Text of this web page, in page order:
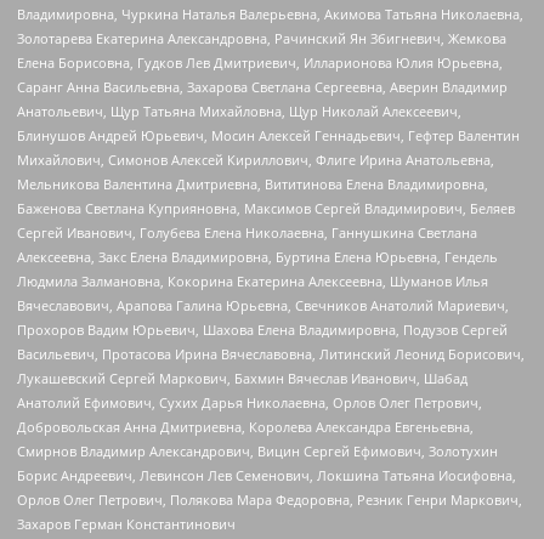
Владимировна, Чуркина Наталья Валерьевна, Акимова Татьяна Николаевна,
Золотарева Екатерина Александровна, Рачинский Ян Збигневич, Жемкова
Елена Борисовна, Гудков Лев Дмитриевич, Илларионова Юлия Юрьевна,
Саранг Анна Васильевна, Захарова Светлана Сергеевна, Аверин Владимир
Анатольевич, Щур Татьяна Михайловна, Щур Николай Алексеевич,
Блинушов Андрей Юрьевич, Мосин Алексей Геннадьевич, Гефтер Валентин
Михайлович, Симонов Алексей Кириллович, Флиге Ирина Анатольевна,
Мельникова Валентина Дмитриевна, Вититинова Елена Владимировна,
Баженова Светлана Куприяновна, Максимов Сергей Владимирович, Беляев
Сергей Иванович, Голубева Елена Николаевна, Ганнушкина Светлана
Алексеевна, Закс Елена Владимировна, Буртина Елена Юрьевна, Гендель
Людмила Залмановна, Кокорина Екатерина Алексеевна, Шуманов Илья
Вячеславович, Арапова Галина Юрьевна, Свечников Анатолий Мариевич,
Прохоров Вадим Юрьевич, Шахова Елена Владимировна, Подузов Сергей
Васильевич, Протасова Ирина Вячеславовна, Литинский Леонид Борисович,
Лукашевский Сергей Маркович, Бахмин Вячеслав Иванович, Шабад
Анатолий Ефимович, Сухих Дарья Николаевна, Орлов Олег Петрович,
Добровольская Анна Дмитриевна, Королева Александра Евгеньевна,
Смирнов Владимир Александрович, Вицин Сергей Ефимович, Золотухин
Борис Андреевич, Левинсон Лев Семенович, Локшина Татьяна Иосифовна,
Орлов Олег Петрович, Полякова Мара Федоровна, Резник Генри Маркович,
Захаров Герман Константинович